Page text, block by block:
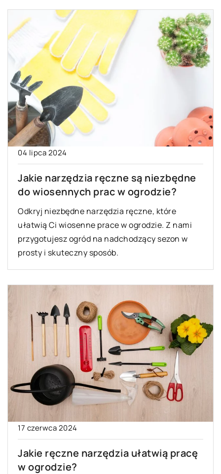
04 lipca 2024
Jakie narzędzia ręczne są niezbędne
do wiosennych prac w ogrodzie?
Odkryj niezbędne narzędzia ręczne, które
ułatwią Ci wiosenne prace w ogrodzie. Z nami
przygotujesz ogród na nadchodzący sezon w
prosty i skuteczny sposób.
17 czerwca 2024
Jakie ręczne narzędzia ułatwią pracę
w ogrodzie?